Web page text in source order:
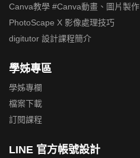
Canva教學 #Canva動畫、圖片製作
PhotoScape X 影像處理技巧
digitutor 設計課程簡介
學姊專區
學姊專欄
檔案下載
訂閱課程
LINE 官方帳號設計